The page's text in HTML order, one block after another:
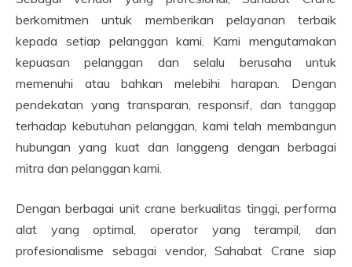
berkomitmen untuk memberikan pelayanan terbaik
kepada setiap pelanggan kami. Kami mengutamakan
kepuasan pelanggan dan selalu berusaha untuk
memenuhi atau bahkan melebihi harapan. Dengan
pendekatan yang transparan, responsif, dan tanggap
terhadap kebutuhan pelanggan, kami telah membangun
hubungan yang kuat dan langgeng dengan berbagai
mitra dan pelanggan kami.
Dengan berbagai unit crane berkualitas tinggi, performa
alat yang optimal, operator yang terampil, dan
profesionalisme sebagai vendor, Sahabat Crane siap